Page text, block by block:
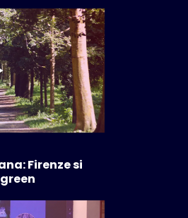
Firenze si